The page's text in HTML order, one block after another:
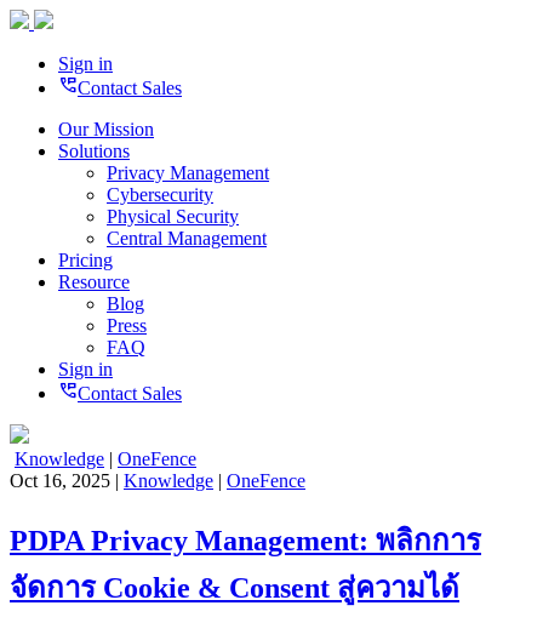
Sign in
perm_phone_msgContact Sales
Our Mission
Solutions
Privacy Management
Cybersecurity
Physical Security
Central Management
Pricing
Resource
Blog
Press
FAQ
Sign in
perm_phone_msgContact Sales
Knowledge | OneFence
Oct 16, 2025 | Knowledge | OneFence
PDPA Privacy Management: พลิกการ
จัดการ Cookie & Consent สู่ความได้